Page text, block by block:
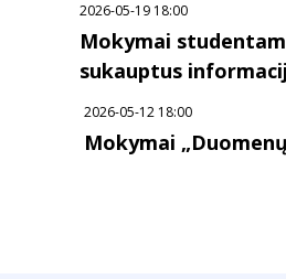
2026-05-19 18:00
Mokymai
sukauptus
2026-05-12 18:00
Mokymai